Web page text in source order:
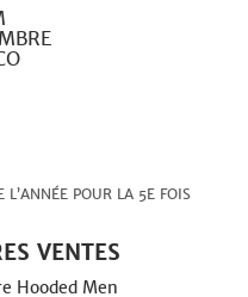
POUR LA 5E FOIS
VENTES
Hooded Men